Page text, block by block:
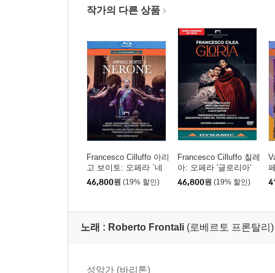
작가의 다른 상품
Francesco Cilluffo 아리
고 보이토: 오페라 `네
로네` (Arrigo Boito: Ner
one)
46,800원 (19% 할인)
Francesco Cilluffo 칠레
아: 오페라 '글로리아'
(Francesco Cilea: Glori
46,800원 (19% 할인)
노래 : Roberto Frontali (로베르토 프론탈리)
성악가 (바리톤)